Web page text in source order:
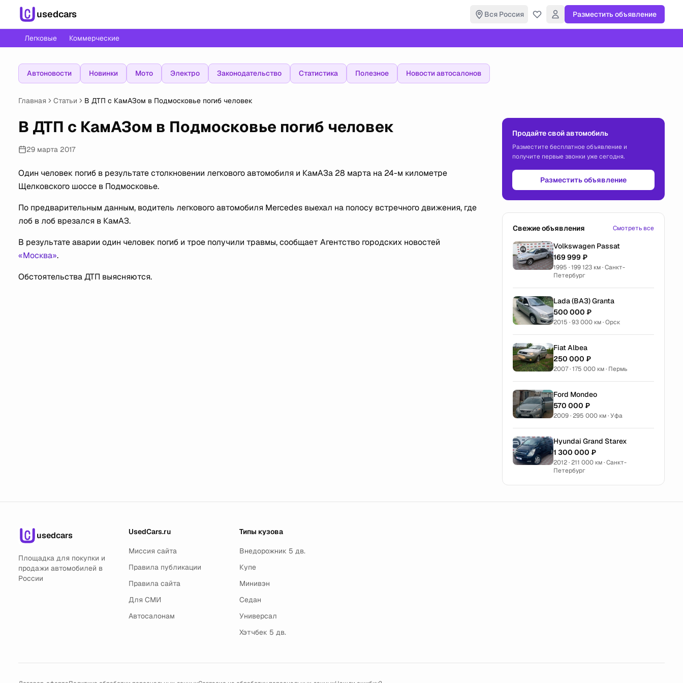
usedcars Вся Россия Разместить объявление
Легковые Коммерческие
Автоновости Новинки Мото Электро Законодательство Статистика Полезное Новости автосалонов
Главная Статьи В ДТП с КамАЗом в Подмосковье погиб человек
В ДТП с КамАЗом в Подмосковье погиб человек
29 марта 2017
Один человек погиб в результате столкновении легкового автомобиля и КамАЗа 28 марта на 24-м километре
Щелковского шоссе в Подмосковье.
По предварительным данным, водитель легкового автомобиля Mercedes выехал на полосу встречного движения, где
лоб в лоб врезался в КамАЗ.
В результате аварии один человек погиб и трое получили травмы, сообщает Агентство городских новостей
«Москва».
Обстоятельства ДТП выясняются.
Продайте свой автомобиль
Разместите бесплатное объявление и
получите первые звонки уже сегодня.
Разместить объявление
Свежие объявления Смотреть все
Volkswagen Passat
169 999 ₽
1995 · 199 123 км · Санкт-
Петербург
Lada (ВАЗ) Granta
500 000 ₽
2015 · 93 000 км · Орск
Fiat Albea
250 000 ₽
2007 · 175 000 км · Пермь
Ford Mondeo
570 000 ₽
2009 · 295 000 км · Уфа
Hyundai Grand Starex
1 300 000 ₽
2012 · 211 000 км · Санкт-
Петербург
usedcars
Площадка для покупки и
продажи автомобилей в
России
UsedCars.ru
Миссия сайта
Правила публикации
Правила сайта
Для СМИ
Автосалонам
Типы кузова
Внедорожник 5 дв.
Купе
Минивэн
Седан
Универсал
Хэтчбек 5 дв.